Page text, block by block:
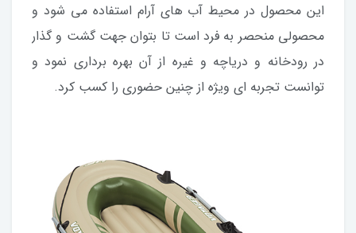
این محصول در محیط آب های آرام استفاده می شود و
محصولی منحصر به فرد است تا بتوان جهت گشت و گذار
در رودخانه و دریاچه و غیره از آن بهره برداری نمود و
توانست تجربه ای ویژه از چنین حضوری را کسب کرد.